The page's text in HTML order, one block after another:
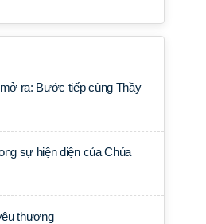
ra: Bước tiếp cùng Thầy
sự hiện diện của Chúa
thương